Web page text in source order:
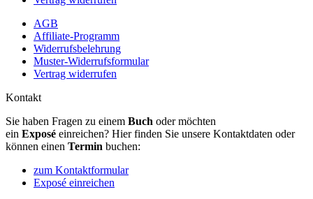
AGB
Affiliate-Programm
Widerrufsbelehrung
Muster-Widerrufsformular
Vertrag widerrufen
Kontakt
Sie haben Fragen zu einem Buch oder möchten
ein Exposé einreichen? Hier finden Sie unsere Kontaktdaten oder
können einen Termin buchen:
zum Kontaktformular
Exposé einreichen